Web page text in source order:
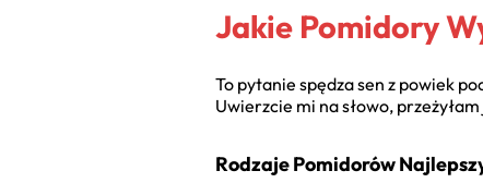
Jakie Pomidory
To pytanie spędza sen z powiek
Uwierzcie mi na słowo,
Rodzaje Pomidorów